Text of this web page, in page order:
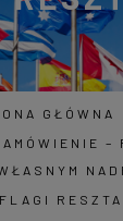
GŁÓWNA
–
FLAGI